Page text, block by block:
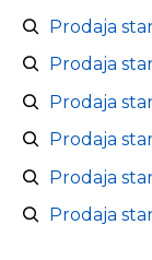
Prodaja
Prodaja
Prodaja
Prodaja
Prodaja
Prodaja